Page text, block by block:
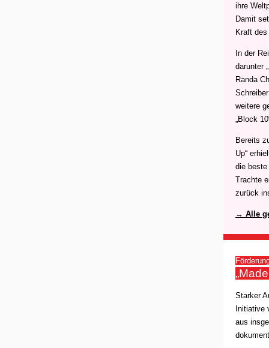
ihre
Damit
Kraft des
In der
darunter
Randa
weitere
„Block
Bereits
Up“
die beste
Trachte
zurück
→ Alle
Starker
Initiative
aus